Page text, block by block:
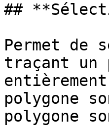
##
Permet de
traçant un
polygone
polygone